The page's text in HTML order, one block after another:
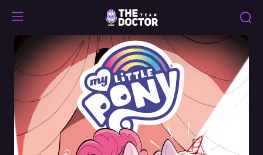
Specials